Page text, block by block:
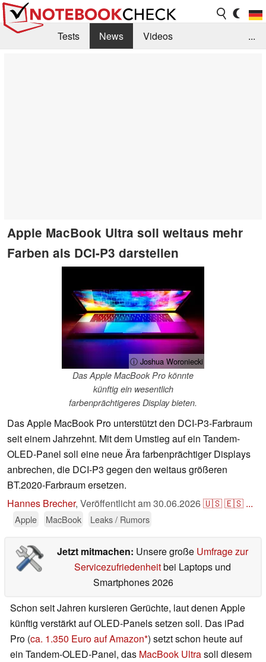
Tests News
Videos
...
Apple MacBook Ultra soll weitaus mehr
Farben als DCI-P3 darstellen
ⓘ Joshua Woroniecki
Das Apple MacBook Pro könnte
künftig ein wesentlich
farbenprächtigeres Display bieten.
Das Apple MacBook Pro unterstützt den DCI-P3-Farbraum
seit einem Jahrzehnt. Mit dem Umstieg auf ein Tandem-
OLED-Panel soll eine neue Ära farbenprächtiger Displays
anbrechen, die DCI-P3 gegen den weitaus größeren
BT.2020-Farbraum ersetzen.
Hannes Brecher, Veröffentlicht am30.06.2026🇺🇸🇪🇸 ...
Apple MacBook Leaks / Rumors
Jetzt mitmachen: Unsere große Umfrage zur
Servicezufriedenheitbei Laptops und
Smartphones 2026
Schon seit Jahren kursieren Gerüchte, laut denen Apple
künftig verstärkt auf OLED-Panels setzen soll. Das iPad
Pro (ca. 1.350 Euro auf Amazon ) setzt schon heute auf
ein Tandem-OLED-Panel, das MacBook Ultrasoll diesem